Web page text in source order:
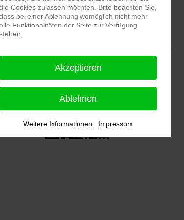
⭐⭐⭐⭐⭐bei 144 Google-Rezensionen (Stand 02.01.2026)
ansehen|Bewertung abgeben
die Cookies zulassen möchten. Bitte beachten Sie,
dass bei einer Ablehnung womöglich nicht mehr
alle Funktionalitäten der Seite zur Verfügung
stehen.
Akzeptieren
Ablehnen
Weitere Informationen Impressum